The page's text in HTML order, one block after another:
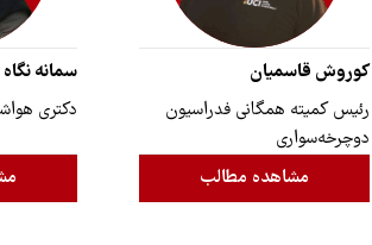
کوروش قاسمیان
رئیس کمیته ‌‌همگانی ‌‌‌فدراسیون‌‌‌
دوچرخه‌سواری
مشاهده مطالب
سمانه نگاه
دکتری